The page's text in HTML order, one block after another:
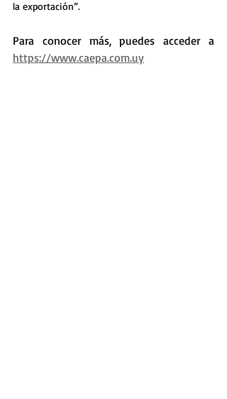
la exportación”.
https://www.caepa.com.uy